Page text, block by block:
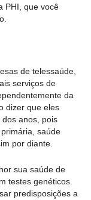
PHI, que você
de telessaúde,
serviços de
da
dizer que eles
anos, pois
saúde
por diante.
sua saúde de
testes genéticos.
predisposições a